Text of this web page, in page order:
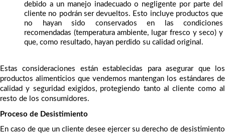
debido a un manejo inadecuado o negligente por parte del
cliente no podrán ser devueltos. Esto incluye productos que
no hayan sido conservados en las condiciones
recomendadas (temperatura ambiente, lugar fresco y seco) y
que, como resultado, hayan perdido su calidad original.
Estas consideraciones están establecidas para asegurar que los
productos alimenticios que vendemos mantengan los estándares de
calidad y seguridad exigidos, protegiendo tanto al cliente como al
resto de los consumidores.
Proceso de Desistimiento
En caso de que un cliente desee ejercer su derecho de desistimiento